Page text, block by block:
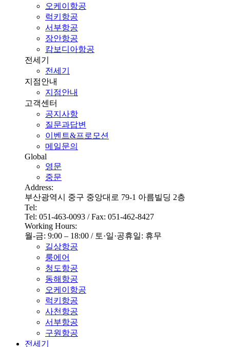
오케이항공
럭키항공
서부항공
장안항공
캄보디아항공
전세기
전세기
지점안내
지점안내
고객센터
공지사항
질문과답변
이벤트&프로모션
메일문의
Global
영문
중문
Address:
부산광역시 중구 중앙대로 79-1 아름빌딩 2층
Tel:
Tel: 051-463-0093 / Fax: 051-462-8427
Working Hours:
월-금: 9:00 – 18:00 / 토·일·공휴일: 휴무
길상항공
룽에어
청도항공
동해항공
오케이항공
럭키항공
사천항공
서부항공
구원항공
전세기